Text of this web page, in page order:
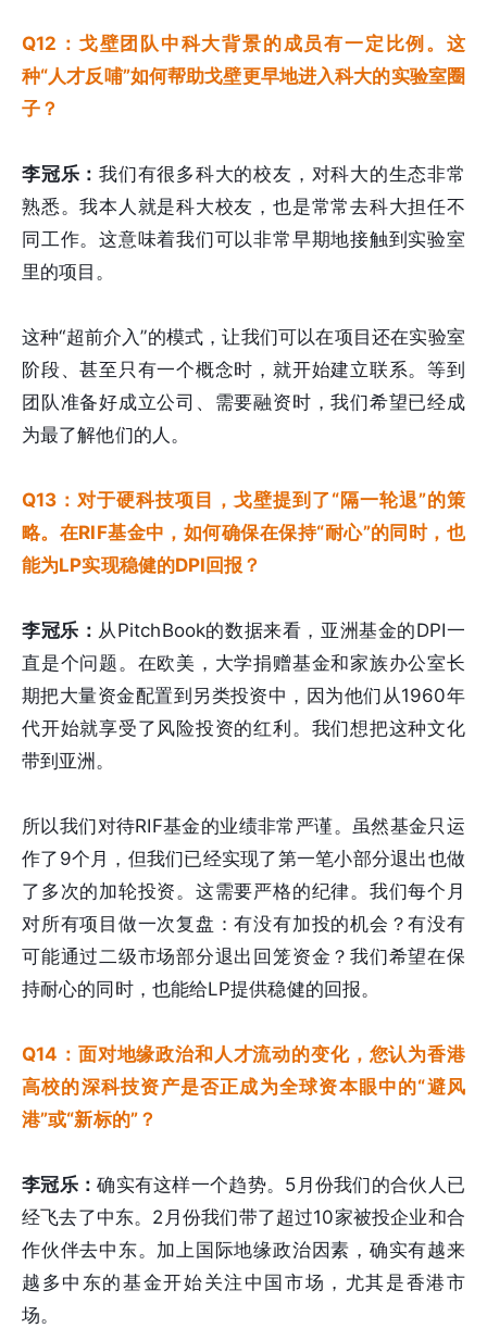
Q12：戈壁团队中科大背景的成员有一定比例。这
种“人才反哺”如何帮助戈壁更早地进入科大的实验室圈
子？
李冠乐：我们有很多科大的校友，对科大的生态非常
熟悉。我本人就是科大校友，也是常常去科大担任不
同工作。这意味着我们可以非常早期地接触到实验室
里的项目。
这种“超前介入”的模式，让我们可以在项目还在实验室
阶段、甚至只有一个概念时，就开始建立联系。等到
团队准备好成立公司、需要融资时，我们希望已经成
为最了解他们的人。
Q13：对于硬科技项目，戈壁提到了“隔一轮退”的策
略。在RIF基金中，如何确保在保持“耐心”的同时，也
能为LP实现稳健的DPI回报？
李冠乐： 从PitchBook的数据来看，亚洲基金的DPI一
直是个问题。在欧美，大学捐赠基金和家族办公室长
期把大量资金配置到另类投资中，因为他们从1960年
代开始就享受了风险投资的红利。我们想把这种文化
带到亚洲。
所以我们对待RIF基金的业绩非常严谨。虽然基金只运
作了9个月，但我们已经实现了第一笔小部分退出也做
了多次的加轮投资。这需要严格的纪律。我们每个月
对所有项目做一次复盘：有没有加投的机会？有没有
可能通过二级市场部分退出回笼资金？我们希望在保
持耐心的同时，也能给LP提供稳健的回报。
Q14：面对地缘政治和人才流动的变化，您认为香港
高校的深科技资产是否正成为全球资本眼中的“避风
港”或“新标的”？
李冠乐：确实有这样一个趋势。5月份我们的合伙人已
经飞去了中东。2月份我们带了超过10家被投企业和合
作伙伴去中东。加上国际地缘政治因素，确实有越来
越多中东的基金开始关注中国市场，尤其是香港市
场。